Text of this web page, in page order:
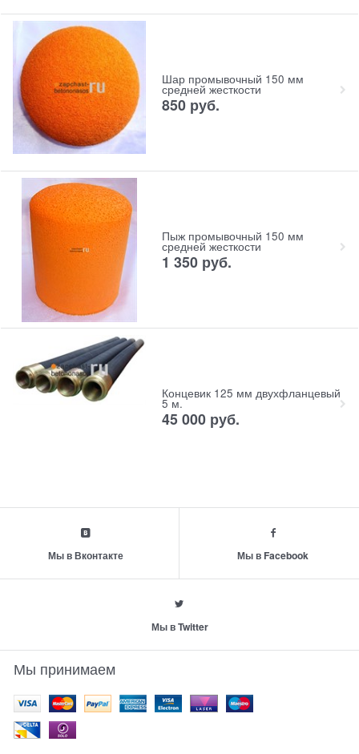
Шар промывочный 150 мм
средней жесткости
850 руб.
Пыж промывочный 150 мм
средней жесткости
1 350 руб.
Концевик 125 мм двухфланцевый
5 м.
45 000 руб.
Мы в Вконтакте Мы в Facebook
Мы в Twitter
Мы принимаем